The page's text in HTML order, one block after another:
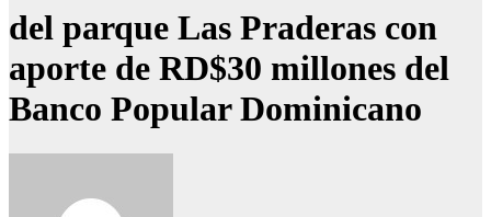
del parque Las Praderas con
aporte de RD$30 millones del
Banco Popular Dominicano